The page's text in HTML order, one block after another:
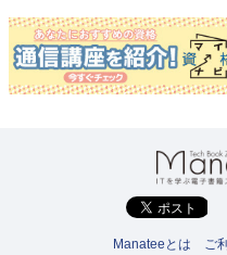
Manateeとは ご